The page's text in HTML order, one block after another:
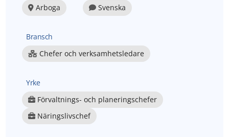
Arboga
Svenska
Bransch
Chefer och verksamhetsledare
Yrke
Förvaltnings- och planeringschefer
Näringslivschef